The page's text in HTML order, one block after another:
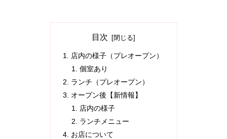
目次
店内の様子（プレオープン）
個室あり
ランチ（プレオープン）
オープン後【新情報】
店内の様子
ランチメニュー
お店について